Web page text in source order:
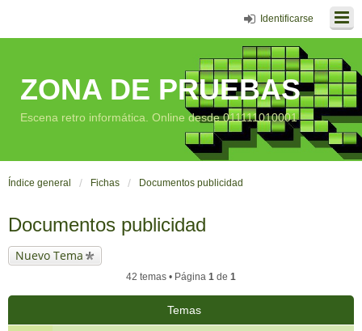
Identificarse
ZONA DE PRUEBAS
Escena retro informática. Online desde 011111010001
Índice general Fichas Documentos publicidad
Documentos publicidad
Nuevo Tema
42 temas • Página 1 de 1
Temas